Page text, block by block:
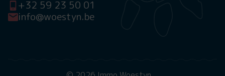
+32 59 23 50 01
info@woestyn.be